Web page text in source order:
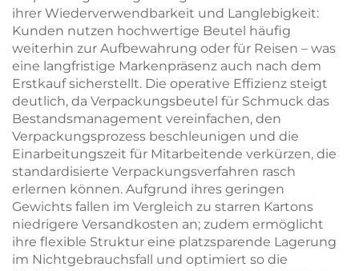
ihrer Wiederverwendbarkeit und Langlebigkeit:
Kunden nutzen hochwertige Beutel häufig
weiterhin zur Aufbewahrung oder für Reisen – was
eine langfristige Markenpräsenz auch nach dem
Erstkauf sicherstellt. Die operative Effizienz steigt
deutlich, da Verpackungsbeutel für Schmuck das
Bestandsmanagement vereinfachen, den
Verpackungsprozess beschleunigen und die
Einarbeitungszeit für Mitarbeitende verkürzen, die
standardisierte Verpackungsverfahren rasch
erlernen können. Aufgrund ihres geringen
Gewichts fallen im Vergleich zu starren Kartons
niedrigere Versandkosten an; zudem ermöglicht
ihre flexible Struktur eine platzsparende Lagerung
im Nichtgebrauchsfall und optimiert so die